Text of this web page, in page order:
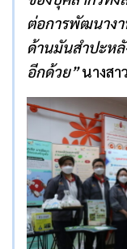
ต่อการพัฒนางา
ด้านมันสำปะห
อีกด้วย”นางสา